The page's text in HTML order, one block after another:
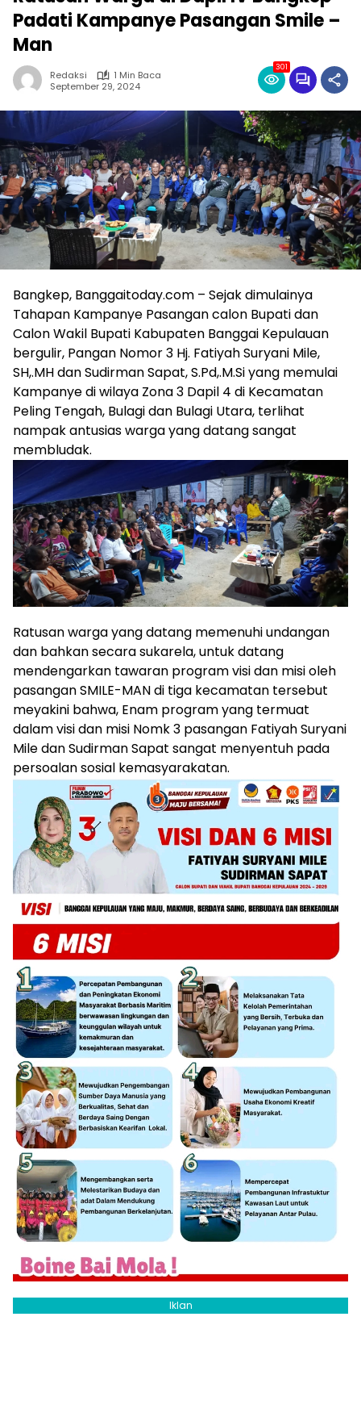
Padati Kampanye Pasangan Smile –
Man
Redaksi
1 Min Baca
September 29, 2024
301
Bangkep, Banggaitoday.com – Sejak dimulainya
Tahapan Kampanye Pasangan calon Bupati dan
Calon Wakil Bupati Kabupaten Banggai Kepulauan
bergulir, Pangan Nomor 3 Hj. Fatiyah Suryani Mile,
SH,.MH dan Sudirman Sapat, S.Pd,.M.Si yang memulai
Kampanye di wilaya Zona 3 Dapil 4 di Kecamatan
Peling Tengah, Bulagi dan Bulagi Utara, terlihat
nampak antusias warga yang datang sangat
membludak.
Ratusan warga yang datang memenuhi undangan
dan bahkan secara sukarela, untuk datang
mendengarkan tawaran program visi dan misi oleh
pasangan SMILE-MAN di tiga kecamatan tersebut
meyakini bahwa, Enam program yang termuat
dalam visi dan misi Nomk 3 pasangan Fatiyah Suryani
Mile dan Sudirman Sapat sangat menyentuh pada
persoalan sosial kemasyarakatan.
Iklan